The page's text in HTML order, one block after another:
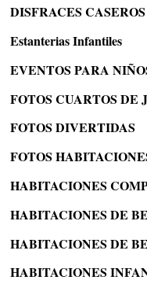
DISFRACES
Estanterias Infantiles
EVENTOS PARA
FOTOS CUARTOS DE
FOTOS DIVERTIDAS
FOTOS
HABITACIONES
HABITACIONES DE
HABITACIONES DE
HABITACIONES